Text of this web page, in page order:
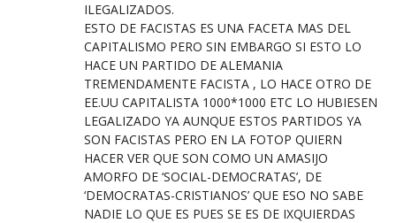
ILEGALIZADOS.
ESTO DE FACISTAS ES UNA FACETA MAS DEL
CAPITALISMO PERO SIN EMBARGO SI ESTO LO
HACE UN PARTIDO DE ALEMANIA
TREMENDAMENTE FACISTA , LO HACE OTRO DE
EE.UU CAPITALISTA 1000*1000 ETC LO HUBIESEN
LEGALIZADO YA AUNQUE ESTOS PARTIDOS YA
SON FACISTAS PERO EN LA FOTOP QUIERN
HACER VER QUE SON COMO UN AMASIJO
AMORFO DE ‘SOCIAL-DEMOCRATAS’, DE
‘DEMOCRATAS-CRISTIANOS’ QUE ESO NO SABE
NADIE LO QUE ES PUES SE ES DE IXQUIERDAS